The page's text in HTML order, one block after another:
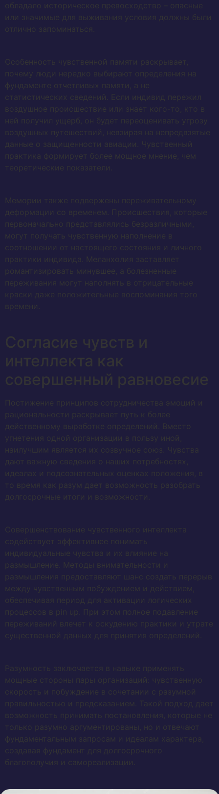
обладало историческое превосходство – опасные
или значимые для выживания условия должны были
отлично запоминаться.
Особенность чувственной памяти раскрывает,
почему люди нередко выбирают определения на
фундаменте отчетливых памяти, а не
статистических сведений. Если индивид пережил
воздушное происшествие или знает кого-то, кто в
ней получил ущерб, он будет переоценивать угрозу
воздушных путешествий, невзирая на непредвзятые
данные о защищенности авиации. Чувственный
практика формирует более мощное мнение, чем
теоретические показатели.
Мемории также подвержены переживательному
деформации со временем. Происшествия, которые
первоначально представлялись безразличными,
могут получать чувственную наполнение в
соотношении от настоящего состояния и личного
практики индивида. Меланхолия заставляет
романтизировать минувшее, а болезненные
переживания могут наполнять в отрицательные
краски даже положительные воспоминания того
времени.
Согласие чувств и
интеллекта как
совершенный равновесие
Постижение принципов сотрудничества эмоций и
рациональности раскрывает путь к более
действенному выработке определений. Вместо
угнетения одной организации в пользу иной,
наилучшим является их созвучное союз. Чувства
дают важную сведения о наших потребностях,
идеалах и подсознательных оценках положения, в
то время как разум дает возможность разобрать
долгосрочные итоги и возможности.
Совершенствование чувственного интеллекта
содействует эффективнее понимать
индивидуальные чувства и их влияние на
размышление. Методы внимательности и
размышления предоставляют шанс создать перерыв
между чувственным побуждением и действием,
обеспечивая период для активации логических
процессов в pin up. При этом полное подавление
переживаний влечет к оскудению практики и утрате
существенной данных для принятия определений.
Разумность заключается в навыке применять
мощные стороны пары организаций: чувственную
скорость и побуждение в сочетании с разумной
правильностью и предсказанием. Такой подход дает
возможность принимать постановления, которые не
только разумно аргументированы, но и отвечают
фундаментальным запросам и идеалам характера,
создавая фундамент для долгосрочного
благополучия и самореализации.